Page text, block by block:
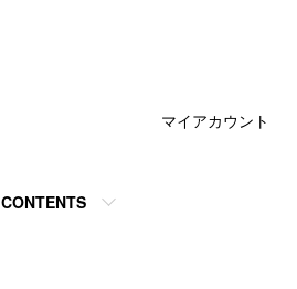
CONTENTS
マイアカウント